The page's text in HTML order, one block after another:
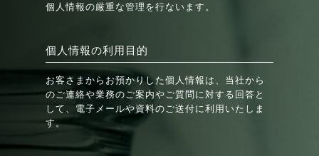
個人情報の厳重な管理を行ないます。
個人情報の利用目的
お客さまからお預かりした個人情報は、当社から
のご連絡や業務のご案内やご質問に対する回答と
して、電子メールや資料のご送付に利用いたしま
す。